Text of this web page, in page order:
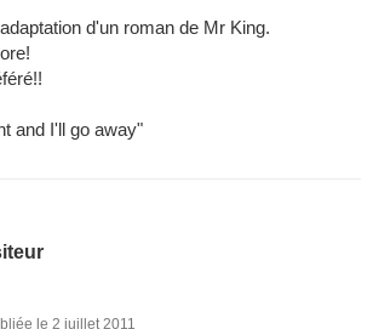
d'un roman de Mr King.
and I'll go away"
le 2 juillet 2011